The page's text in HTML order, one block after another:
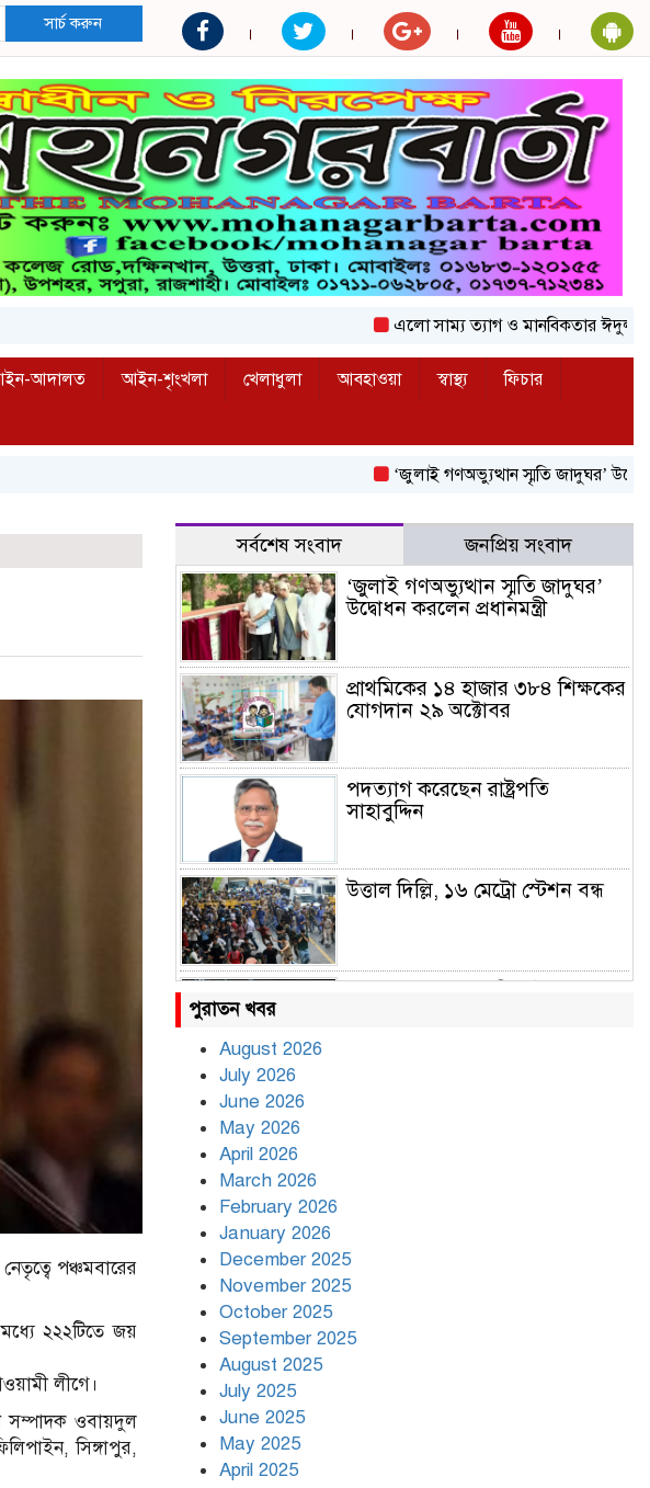
সার্চ করুন
এলো সাম্য ত্যাগ ও মানবিকতার ঈদুল আজহা
আদালত আইন-শৃংখলা খেলাধুলা আবহাওয়া স্বাস্থ্য
ফিচার
‘জুলাই গণঅভ্যুত্থান স্মৃতি জাদুঘর’ উদ্বোধন করলেন
পঞ্চমবারের
২২২টিতে জয়
লীগে।
সম্পাদক ওবায়দুল
সিঙ্গাপুর,
সর্বশেষ সংবাদ জনপ্রিয় সংবাদ
‘জুলাই গণঅভ্যুত্থান স্মৃতি জাদুঘর’
উদ্বোধন করলেন প্রধানমন্ত্রী
প্রাথমিকের ১৪ হাজার ৩৮৪ শিক্ষকের
যোগদান ২৯ অক্টোবর
পদত্যাগ করেছেন রাষ্ট্রপতি
সাহাবুদ্দিন
উত্তাল দিল্লি, ১৬ মেট্রো স্টেশন বন্ধ
বৃষ্টি থামার নাম নেই, পথে পথে
পুরাতন খবর
August 2026
July 2026
June 2026
May 2026
April 2026
March 2026
February 2026
January 2026
December 2025
November 2025
October 2025
September 2025
August 2025
July 2025
June 2025
May 2025
April 2025